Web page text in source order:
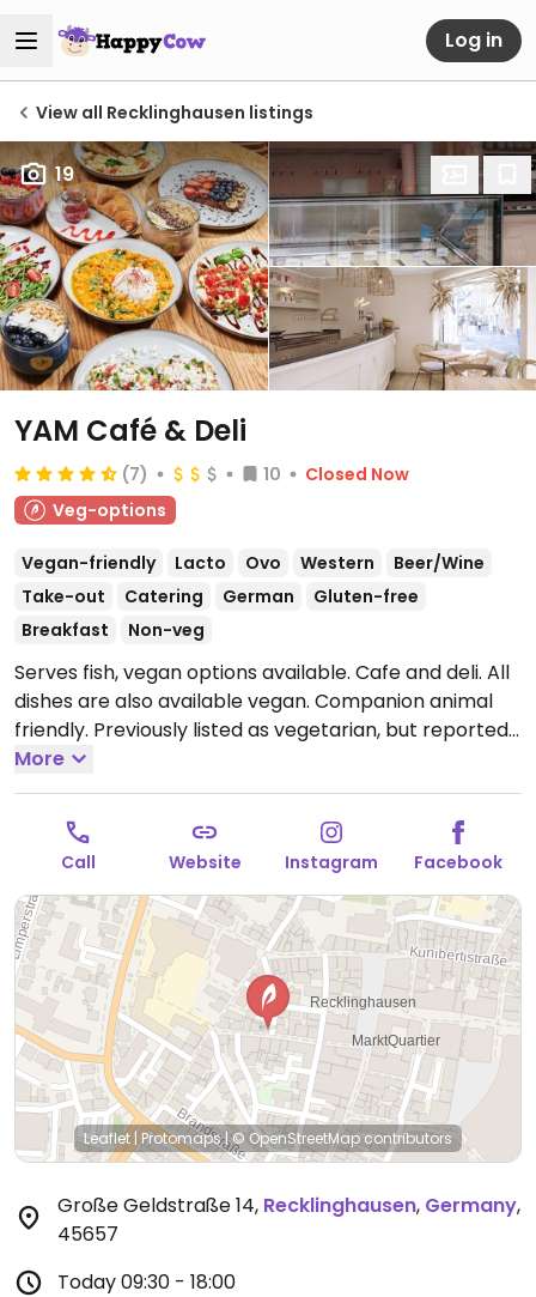
Log in
View all Recklinghausen listings
19
YAM Café & Deli
(7) 10
Closed Now
Veg-options
Vegan-friendly Lacto Ovo Western
Beer/Wine
Take-out
Catering German
Gluten-free
Breakfast
Non-veg
Serves fish, vegan options available. Cafe and deli. All
dishes are also available vegan. Companion animal
friendly. Previously listed as vegetarian, but reported
in March 2026 to serve fish.
Wed-Sun 09:30-18:00.Closed Tue.
More
Call Website Instagram Facebook
Leaflet|Protomaps|© OpenStreetMap contributors
Große Geldstraße 14, Recklinghausen, Germany,
45657
Today09:30 - 18:00